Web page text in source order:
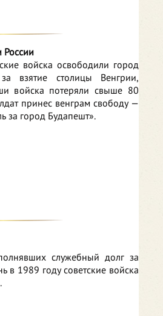
России
войска освободили город
взятие столицы Венгрии,
войска потеряли свыше 80
принес венграм свободу —
за город Будапешт».
служебный долг за
в 1989 году советские войска